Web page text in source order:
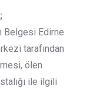
Belgesi Edirne
tarafından
ölen
ile ilgili